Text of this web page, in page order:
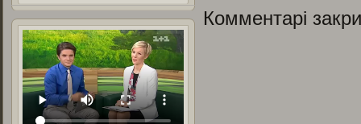
Комментарі